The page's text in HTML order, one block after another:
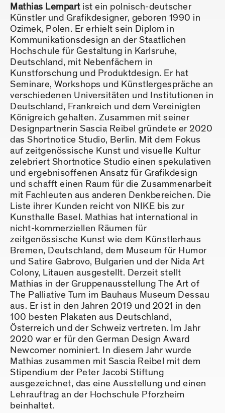
Mathias Lempartist ein polnisch-deutscher
Künstler und Grafikdesigner, geboren 1990 in
Ozimek, Polen. Er erhielt sein Diplom in
Kommunikationsdesign an der Staatlichen
Hochschule für Gestaltung in Karlsruhe,
Deutschland, mit Nebenfächern in
Kunstforschung und Produktdesign. Er hat
Seminare, Workshops und Künstlergespräche an
verschiedenen Universitäten und Institutionen in
Deutschland, Frankreich und dem Vereinigten
Königreich gehalten. Zusammen mit seiner
Designpartnerin Sascia Reibel gründete er 2020
das Shortnotice Studio, Berlin. Mit dem Fokus
auf zeitgenössische Kunst und visuelle Kultur
zelebriert Shortnotice Studio einen spekulativen
und ergebnisoffenen Ansatz für Grafikdesign
und schafft einen Raum für die Zusammenarbeit
mit Fachleuten aus anderen Denkbereichen. Die
Liste ihrer Kunden reicht von NIKE bis zur
Kunsthalle Basel. Mathias hat international in
nicht-kommerziellen Räumen für
zeitgenössische Kunst wie dem Künstlerhaus
Bremen, Deutschland, dem Museum für Humor
und Satire Gabrovo, Bulgarien und der Nida Art
Colony, Litauen ausgestellt. Derzeit stellt
Mathias in der Gruppenausstellung The Art of
The Palliative Turn im Bauhaus Museum Dessau
aus. Er ist in den Jahren 2019 und 2021 in den
100 besten Plakaten aus Deutschland,
Österreich und der Schweiz vertreten. Im Jahr
2020 war er für den German Design Award
Newcomer nominiert. In diesem Jahr wurde
Mathias zusammen mit Sascia Reibel mit dem
Stipendium der Peter Jacobi Stiftung
ausgezeichnet, das eine Ausstellung und einen
Lehrauftrag an der Hochschule Pforzheim
beinhaltet.